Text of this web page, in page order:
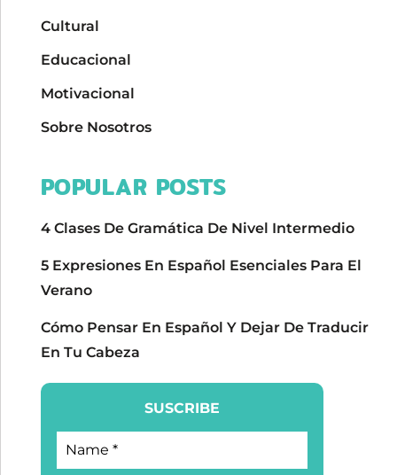
Cultural
Educacional
Motivacional
Sobre Nosotros
POPULAR POSTS
4 Clases De Gramática De Nivel Intermedio
5 Expresiones En Español Esenciales Para El
Verano
Cómo Pensar En Español Y Dejar De Traducir
En Tu Cabeza
SUSCRIBE